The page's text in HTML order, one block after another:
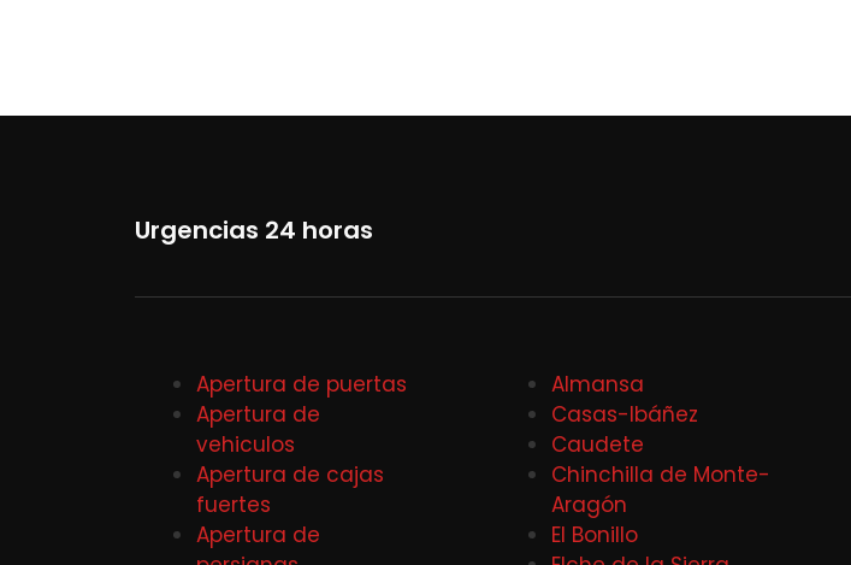
Urgencias 24 horas
Apertura de puertas
Apertura de
vehiculos
Apertura de cajas
fuertes
Apertura de
Almansa
Casas-Ibáñez
Caudete
Chinchilla de Monte-
Aragón
El Bonillo